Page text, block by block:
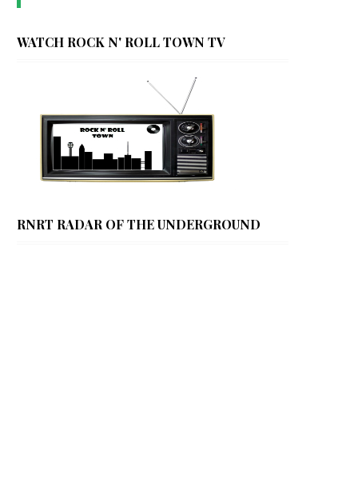
WATCH ROCK N' ROLL TOWN TV
RNRT RADAR OF THE UNDERGROUND